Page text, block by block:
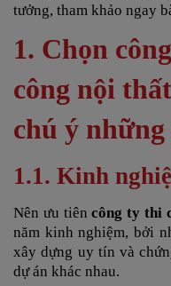
tưởng, tham khảo ngay
1. Chọn
công nội
chú ý những
1.1. Kinh
Nên ưu tiêncông ty thi
năm kinh nghiệm, bởi
xây dựng uy tín và
dự án khác nhau.